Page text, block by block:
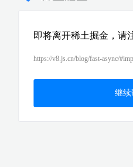
即将离开稀土掘金，请
https://v8.js.cn/blog/fast-async/
继续